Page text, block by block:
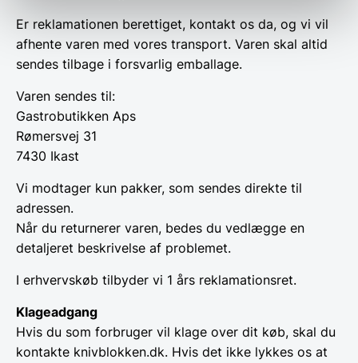
Er reklamationen berettiget, kontakt os da, og vi vil
afhente varen med vores transport. Varen skal altid
sendes tilbage i forsvarlig emballage.
Varen sendes til:
Gastrobutikken Aps
Rømersvej 31
7430 Ikast
Vi modtager kun pakker, som sendes direkte til
adressen.
Når du returnerer varen, bedes du vedlægge en
detaljeret beskrivelse af problemet.
I erhvervskøb tilbyder vi 1 års reklamationsret.
Klageadgang
Hvis du som forbruger vil klage over dit køb, skal du
kontakte knivblokken.dk. Hvis det ikke lykkes os at